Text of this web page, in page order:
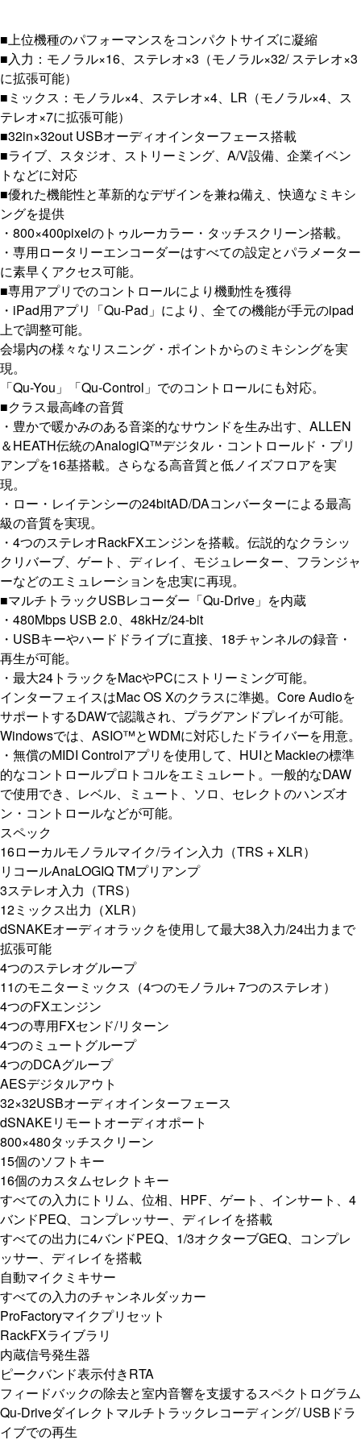
■上位機種のパフォーマンスをコンパクトサイズに凝縮
■入力：モノラル×16、ステレオ×3（モノラル×32/ ステレオ×3
に拡張可能）
■ミックス：モノラル×4、ステレオ×4、LR（モノラル×4、ス
テレオ×7に拡張可能）
■32in×32out USBオーディオインターフェース搭載
■ライブ、スタジオ、ストリーミング、A/V設備、企業イベン
トなどに対応
■優れた機能性と革新的なデザインを兼ね備え、快適なミキシ
ングを提供
・800×400pixelのトゥルーカラー・タッチスクリーン搭載。
・専用ロータリーエンコーダーはすべての設定とパラメーター
に素早くアクセス可能。
■専用アプリでのコントロールにより機動性を獲得
・iPad用アプリ「Qu-Pad」により、全ての機能が手元のipad
上で調整可能。
会場内の様々なリスニング・ポイントからのミキシングを実
現。
「Qu-You」「Qu-Control」でのコントロールにも対応。
■クラス最高峰の音質
・豊かで暖かみのある音楽的なサウンドを生み出す、ALLEN
＆HEATH伝統のAnalogiQ™デジタル・コントロールド・プリ
アンプを16基搭載。さらなる高音質と低ノイズフロアを実
現。
・ロー・レイテンシーの24bitAD/DAコンバーターによる最高
級の音質を実現。
・4つのステレオRackFXエンジンを搭載。伝説的なクラシッ
クリバーブ、ゲート、ディレイ、モジュレーター、フランジャ
ーなどのエミュレーションを忠実に再現。
■マルチトラックUSBレコーダー「Qu-Drive」を内蔵
・480Mbps USB 2.0、48kHz/24-bit
・USBキーやハードドライブに直接、18チャンネルの録音・
再生が可能。
・最大24トラックをMacやPCにストリーミング可能。
インターフェイスはMac OS Xのクラスに準拠。Core Audioを
サポートするDAWで認識され、プラグアンドプレイが可能。
Windowsでは、ASIO™とWDMに対応したドライバーを用意。
・無償のMIDI Controlアプリを使用して、HUIとMackieの標準
的なコントロールプロトコルをエミュレート。一般的なDAW
で使用でき、レベル、ミュート、ソロ、セレクトのハンズオ
ン・コントロールなどが可能。
スペック
16ローカルモノラルマイク/ライン入力（TRS + XLR）
リコールAnaLOGIQ TMプリアンプ
3ステレオ入力（TRS）
12ミックス出力（XLR）
dSNAKEオーディオラックを使用して最大38入力/24出力まで
拡張可能
4つのステレオグループ
11のモニターミックス（4つのモノラル+ 7つのステレオ）
4つのFXエンジン
4つの専用FXセンド/リターン
4つのミュートグループ
4つのDCAグループ
AESデジタルアウト
32×32USBオーディオインターフェース
dSNAKEリモートオーディオポート
800×480タッチスクリーン
15個のソフトキー
16個のカスタムセレクトキー
すべての入力にトリム、位相、HPF、ゲート、インサート、4
バンドPEQ、コンプレッサー、ディレイを搭載
すべての出力に4バンドPEQ、1/3オクターブGEQ、コンプレ
ッサー、ディレイを搭載
自動マイクミキサー
すべての入力のチャンネルダッカー
ProFactoryマイクプリセット
RackFXライブラリ
内蔵信号発生器
ピークバンド表示付きRTA
フィードバックの除去と室内音響を支援するスペクトログラム
Qu-Driveダイレクトマルチトラックレコーディング/ USBドラ
イブでの再生